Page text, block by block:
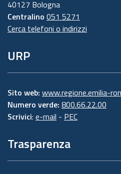
40127 Bologna
Centralino 051 5271
Cerca telefoni o indirizzi
URP
Sito web: www.regione.emilia-
Numero verde: 800.66.22.00
Scrivici: e-mail - PEC
Trasparenza